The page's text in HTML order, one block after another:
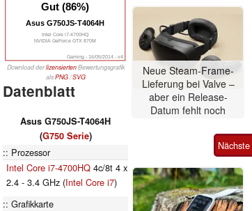
Gut (86%)
Asus G750JS-T4064H
Intel Core i7-4700HQ
NVIDIA GeForce GTX 870M
Gaming - 16/05/2014 - v4
Download derlizensiertenBewertungsgrafik
alsPNG/SVG
Datenblatt
Asus G750JS-T4064H
(G750 Serie)
Prozessor
Intel Core i7-4700HQ 4c/8t 4 x
2.4 - 3.4 GHz (Intel Core i7)
Grafikkarte
Neue Steam-Frame-
Lieferung bei Valve –
aber ein Release-
Datum fehlt noch